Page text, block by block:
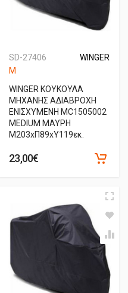
SD-27406
WINGER
M
WINGER ΚΟΥΚΟΥΛΑ
ΜΗΧΑΝΗΣ ΑΔΙΑΒΡΟΧΗ
ΕΝΙΣΧΥΜΕΝΗ MC1505002
MEDIUM ΜΑΥΡΗ
Μ203xΠ89xΥ119εκ.
23,00€